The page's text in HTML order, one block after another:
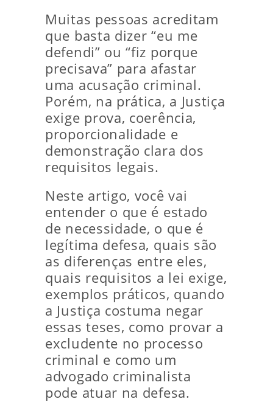
Muitas pessoas acreditam
que basta dizer “eu me
defendi” ou “fiz porque
precisava” para afastar
uma acusação criminal.
Porém, na prática, a Justiça
exige prova, coerência,
proporcionalidade e
demonstração clara dos
requisitos legais.
Neste artigo, você vai
entender o que é estado
de necessidade, o que é
legítima defesa, quais são
as diferenças entre eles,
quais requisitos a lei exige,
exemplos práticos, quando
a Justiça costuma negar
essas teses, como provar a
excludente no processo
criminal e como um
advogado criminalista
pode atuar na defesa.